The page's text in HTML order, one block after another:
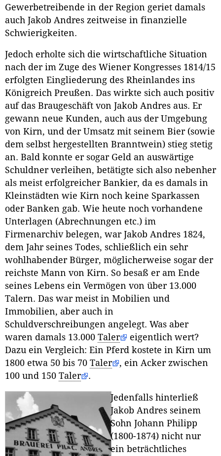
Gewerbetreibende in der Region geriet damals
auch Jakob Andres zeitweise in finanzielle
Schwierigkeiten.
Jedoch erholte sich die wirtschaftliche Situation
nach der im Zuge des Wiener Kongresses 1814/15
erfolgten Eingliederung des Rheinlandes ins
Königreich Preußen. Das wirkte sich auch positiv
auf das Braugeschäft von Jakob Andres aus. Er
gewann neue Kunden, auch aus der Umgebung
von Kirn, und der Umsatz mit seinem Bier (sowie
dem selbst hergestellten Branntwein) stieg stetig
an. Bald konnte er sogar Geld an auswärtige
Schuldner verleihen, betätigte sich also nebenher
als meist erfolgreicher Bankier, da es damals in
Kleinstädten wie Kirn noch keine Sparkassen
oder Banken gab. Wie heute noch vorhandene
Unterlagen (Abrechnungen etc.) im
Firmenarchiv belegen, war Jakob Andres 1824,
dem Jahr seines Todes, schließlich ein sehr
wohlhabender Bürger, möglicherweise sogar der
reichste Mann von Kirn. So besaß er am Ende
seines Lebens ein Vermögen von über 13.000
Talern. Das war meist in Mobilien und
Immobilien, aber auch in
Schuldverschreibungen angelegt. Was aber
waren damals 13.000 Taler
eigentlich wert?
Dazu ein Vergleich: Ein Pferd kostete in Kirn um
1800 etwa 50 bis 70 Taler
, ein Acker zwischen
100 und 150 Taler .
Jedenfalls hinterließ
Jakob Andres seinem
Sohn Johann Philipp
(1800-1874) nicht nur
ein beträchtliches